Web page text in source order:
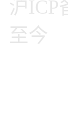
沪ICP
至今